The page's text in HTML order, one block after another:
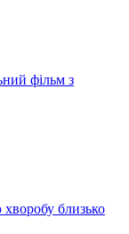
фільм з
близько